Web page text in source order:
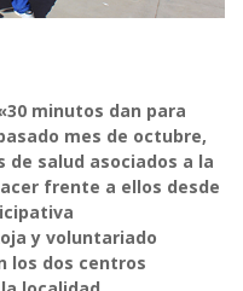
minutos dan para
mes de octubre,
de salud asociados a la
frente a ellos desde
y voluntariado
los dos centros